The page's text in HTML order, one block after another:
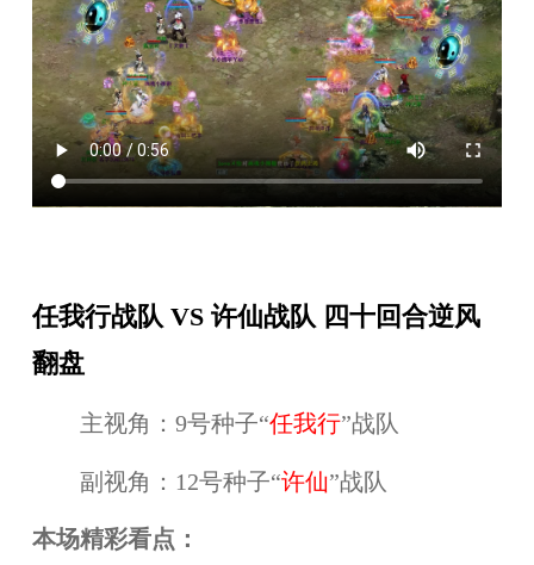
任我行战队 VS 许仙战队 四十回合逆风
翻盘
主视角：9号种子“任我行”战队
副视角：12号种子“许仙”战队
本场精彩看点：